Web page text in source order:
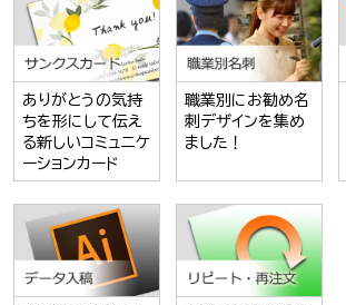
ありがとうの気持
ちを形にして伝え
る新しいコミュニケ
ーションカード
職業別にお勧め名
刺デザインを集め
ました！